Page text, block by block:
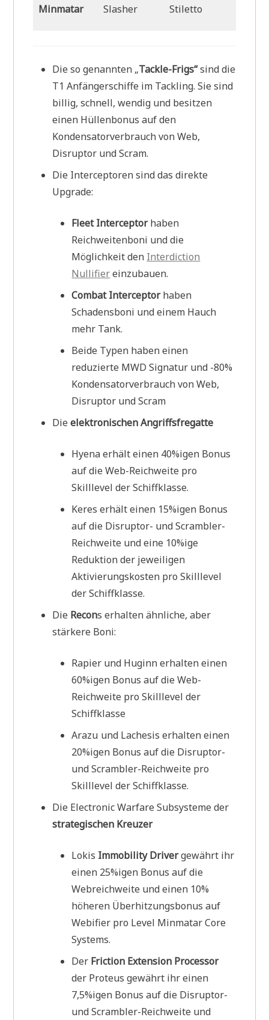
Minmatar Slasher Stiletto
Die so genannten „Tackle-Frigs“sind die
T1 Anfängerschiffe im Tackling. Sie sind
billig, schnell, wendig und besitzen
einen Hüllenbonus auf den
Kondensatorverbrauch von Web,
Disruptor und Scram.
Die Interceptoren sind das direkte
Upgrade:
Fleet Interceptorhaben
Reichweitenboni und die
Möglichkeit den Interdiction
Nullifiereinzubauen.
Combat Interceptorhaben
Schadensboni und einem Hauch
mehr Tank.
Beide Typen haben einen
reduzierte MWD Signatur und -80%
Kondensatorverbrauch von Web,
Disruptor und Scram
Dieelektronischen Angriffsfregatte
Hyena erhält einen 40%igen Bonus
auf die Web-Reichweite pro
Skilllevel der Schiffklasse.
Keres erhält einen 15%igen Bonus
auf die Disruptor- und Scrambler-
Reichweite und eine 10%ige
Reduktion der jeweiligen
Aktivierungskosten pro Skilllevel
der Schiffklasse.
Die Recons erhalten ähnliche, aber
stärkere Boni:
Rapier und Huginn erhalten einen
60%igen Bonus auf die Web-
Reichweite pro Skilllevel der
Schiffklasse
Arazu und Lachesis erhalten einen
20%igen Bonus auf die Disruptor-
und Scrambler-Reichweite pro
Skilllevel der Schiffklasse.
Die Electronic Warfare Subsysteme der
strategischen Kreuzer
Lokis Immobility Drivergewährt ihr
einen 25%igen Bonus auf die
Webreichweite und einen 10%
höheren Überhitzungsbonus auf
Webifier pro Level Minmatar Core
Systems.
Der Friction Extension Processor
der Proteus gewährt ihr einen
7,5%igen Bonus auf die Disruptor-
und Scrambler-Reichweite und